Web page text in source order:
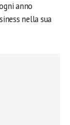
anno
nella sua